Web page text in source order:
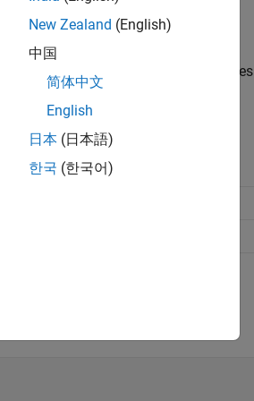
des valeurs propres à l’instance sur les
peut spécifier des valeurs
model
Simulink behavior
New Zealand (English)
中国
简体中文
English
日本 (日本語)
한국 (한국어)